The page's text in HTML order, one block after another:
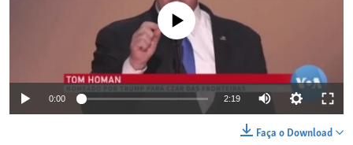
No media source currently available
0:00 2:19
Faça o Download